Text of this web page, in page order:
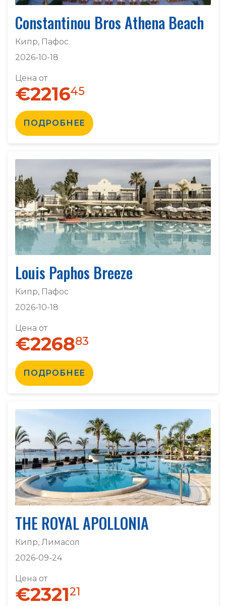
Constantinou Bros Athena Beach
Кипр, Пафос
2026-10-18
Цена от
€221645
ПОДРОБНЕЕ
Louis Paphos Breeze
Кипр, Пафос
2026-10-18
Цена от
€226883
ПОДРОБНЕЕ
THE ROYAL APOLLONIA
Кипр, Лимасол
2026-09-24
Цена от
€232121